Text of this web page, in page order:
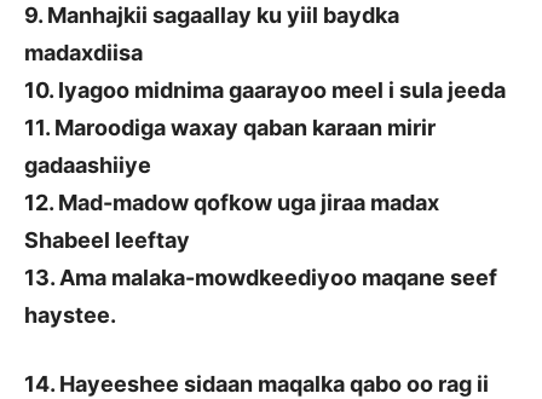
9. Manhajkii sagaallay ku yiil baydka
madaxdiisa
10. Iyagoo midnima gaarayoo meel i sula jeeda
11. Maroodiga waxay qaban karaan mirir
gadaashiiye
12. Mad-madow qofkow uga jiraa madax
Shabeel leeftay
13. Ama malaka-mowdkeediyoo maqane seef
haystee.
14. Hayeeshee sidaan maqalka qabo oo rag ii